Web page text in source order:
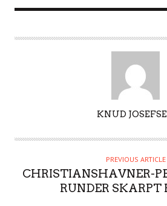
T
KNUD
PREVIOUS ARTICLE
CHRISTIANSHAVNER-
RUNDER SKARPT